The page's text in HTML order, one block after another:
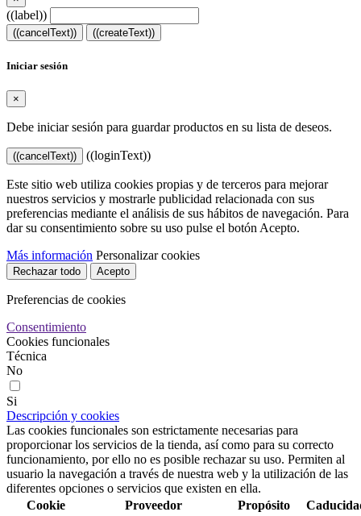
((label))
((cancelText)) ((createText))
Iniciar sesión
×
Debe iniciar sesión para guardar productos en su lista de deseos.
((cancelText)) ((loginText))
Este sitio web utiliza cookies propias y de terceros para mejorar
nuestros servicios y mostrarle publicidad relacionada con sus
preferencias mediante el análisis de sus hábitos de navegación. Para
dar su consentimiento sobre su uso pulse el botón Acepto.
Más información Personalizar cookies
Rechazar todo Acepto
Preferencias de cookies
Consentimiento
Cookies funcionales
Técnica
No
Si
Descripción y cookies
Las cookies funcionales son estrictamente necesarias para
proporcionar los servicios de la tienda, así como para su correcto
funcionamiento, por ello no es posible rechazar su uso. Permiten al
usuario la navegación a través de nuestra web y la utilización de las
diferentes opciones o servicios que existen en ella.
Cookie
Proveedor Propósito